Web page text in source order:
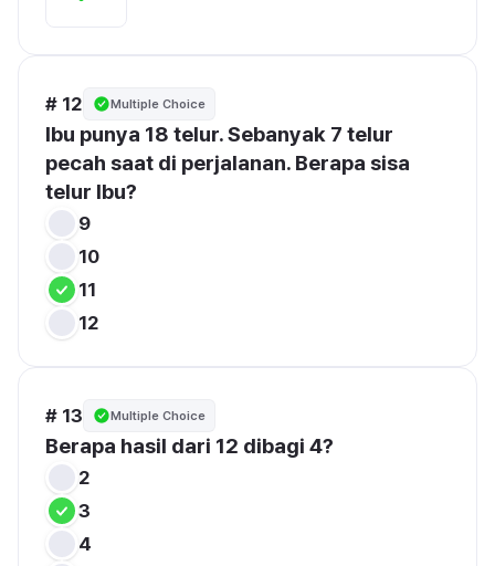
# 12 Multiple Choice
Ibu punya 18 telur. Sebanyak 7 telur
pecah saat di perjalanan. Berapa sisa
telur Ibu?
9
10
11
12
# 13 Multiple Choice
Berapa hasil dari 12 dibagi 4?
2
3
4